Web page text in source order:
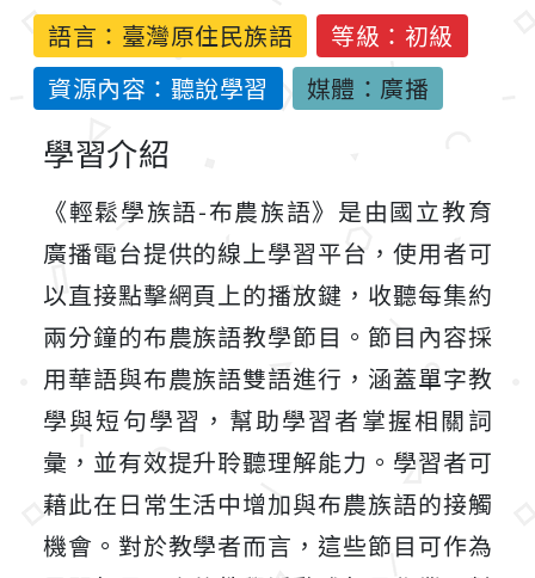
語言： 臺灣原住民族語
等級：初級
資源內容：聽說學習
媒體：廣播
學習介紹
《輕鬆學族語-布農族語》是由國立教育
廣播電台提供的線上學習平台，使用者可
以直接點擊網頁上的播放鍵，收聽每集約
兩分鐘的布農族語教學節目。節目內容採
用華語與布農族語雙語進行，涵蓋單字教
學與短句學習，幫助學習者掌握相關詞
彙，並有效提升聆聽理解能力。學習者可
藉此在日常生活中增加與布農族語的接觸
機會。對於教學者而言，這些節目可作為